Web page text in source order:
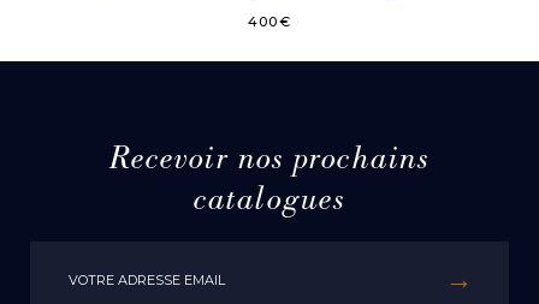
400€
Recevoir nos prochains
catalogues